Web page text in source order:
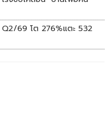
Q2/69 โต 276%แตะ 532